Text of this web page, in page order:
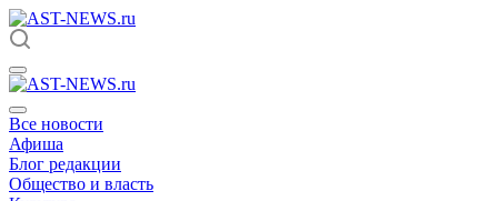
Все новости
Афиша
Блог редакции
Общество и власть